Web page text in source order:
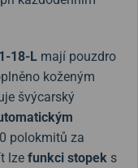
18-L mají pouzdro
koženým
švýcarský
polokmitů za
lze funkci stopek s